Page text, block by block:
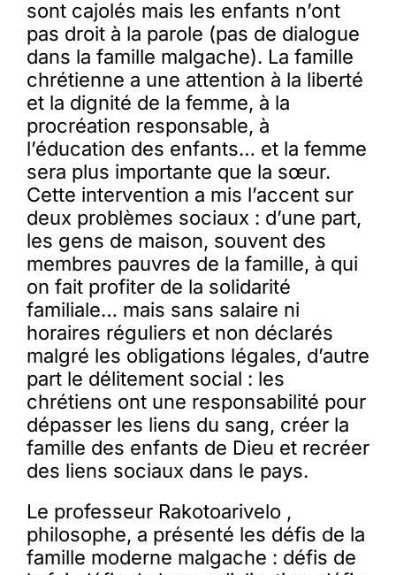
sont cajolés mais les enfants n’ont
pas droit à la parole (pas de dialogue
dans la famille malgache). La famille
chrétienne a une attention à la liberté
et la dignité de la femme, à la
procréation responsable, à
l’éducation des enfants… et la femme
sera plus importante que la sœur.
Cette intervention a mis l’accent sur
deux problèmes sociaux : d’une part,
les gens de maison, souvent des
membres pauvres de la famille, à qui
on fait profiter de la solidarité
familiale… mais sans salaire ni
horaires réguliers et non déclarés
malgré les obligations légales, d’autre
part le délitement social : les
chrétiens ont une responsabilité pour
dépasser les liens du sang, créer la
famille des enfants de Dieu et recréer
des liens sociaux dans le pays.
Le professeur Rakotoarivelo ,
philosophe, a présenté les défis de la
famille moderne malgache : défis de